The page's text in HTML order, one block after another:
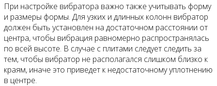
При настройке вибратора важно также учитывать форму
и размеры формы. Для узких и длинных колонн вибратор
должен быть установлен на достаточном расстоянии от
центра, чтобы вибрация равномерно распространялась
по всей высоте. В случае с плитами следует следить за
тем, чтобы вибратор не располагался слишком близко к
краям, иначе это приведет к недостаточному уплотнению
в центре.